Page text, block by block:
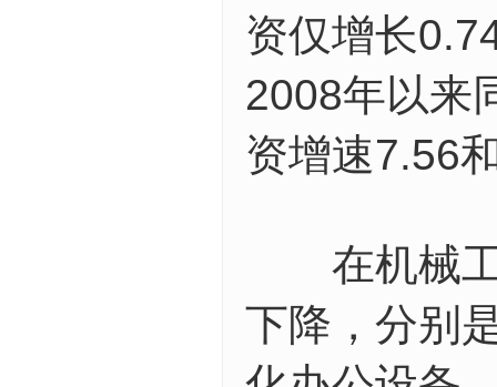
资仅增长
2008年以来
资增速7.56
在机械工
下降，分别